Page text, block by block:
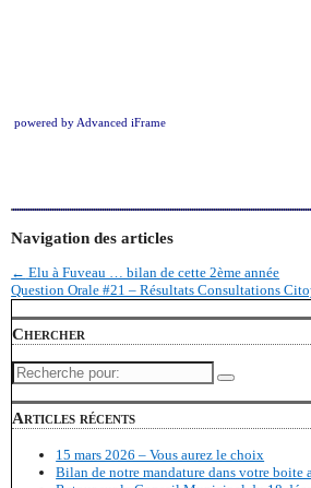
powered by Advanced iFrame
Navigation des articles
← Elu à Fuveau … bilan de cette 2ème année
Question Orale #21 – Résultats Consultations
Chercher
Recherche
pour:
Articles récents
15 mars 2026 – Vous aurez le choix
Bilan de notre mandature dans votre boite